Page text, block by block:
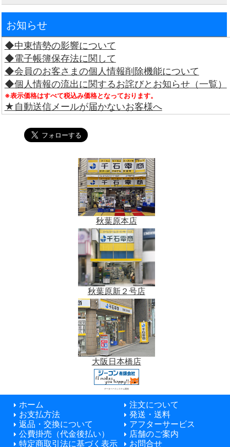
お知らせ
◆中東情勢の影響について
◆電子帳簿保存法に関して
◆会員のお客さまの個人情報削除機能について
◆個人情報の流出に関するお詫びとお知らせ（一覧）
※表示価格はすべて税込み価格となっております。
★自動送信メールが届かないお客様へ
秋葉原本店
秋葉原新２号店
大阪日本橋店
データベースシステム開発
ホーム
注文について
お支払方法
発送・送料
返品・交換について
アフターサービス
公費掛売（代金後払い）
店舗のご案内
特定商取引法に基づく表示
お問合せ